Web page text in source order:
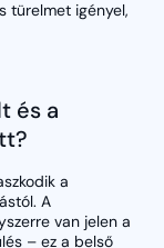
türelmet igényel,
és a
a
A
van jelen a
– ez a belső